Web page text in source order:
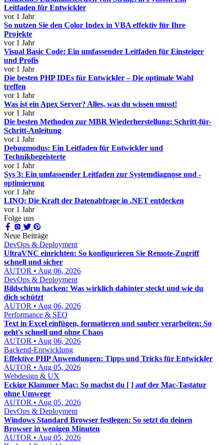
Leitfaden für Entwickler
vor 1 Jahr
So nutzen Sie den Color Index in VBA effektiv für Ihre
Projekte
vor 1 Jahr
Visual Basic Code: Ein umfassender Leitfaden für Einsteiger
und Profis
vor 1 Jahr
Die besten PHP IDEs für Entwickler – Die optimale Wahl
treffen
vor 1 Jahr
Was ist ein Apex Server? Alles, was du wissen musst!
vor 1 Jahr
Die besten Methoden zur MBR Wiederherstellung: Schritt-für-
Schritt-Anleitung
vor 1 Jahr
Debugmodus: Ein Leitfaden für Entwickler und
Technikbegeisterte
vor 1 Jahr
Sys 3: Ein umfassender Leitfaden zur Systemdiagnose und -
optimierung
vor 1 Jahr
LINQ: Die Kraft der Datenabfrage in .NET entdecken
vor 1 Jahr
Folge uns
Neue Beiträge
DevOps & Deployment
UltraVNC einrichten: So konfigurieren Sie Remote-Zugriff
schnell und sicher
AUTOR • Aug 06, 2026
DevOps & Deployment
Bildschirm hacken: Was wirklich dahinter steckt und wie du
dich schützt
AUTOR • Aug 06, 2026
Performance & SEO
Text in Excel einfügen, formatieren und sauber verarbeiten: So
geht's schnell und ohne Chaos
AUTOR • Aug 06, 2026
Backend-Entwicklung
Effektive PHP Anwendungen: Tipps und Tricks für Entwickler
AUTOR • Aug 05, 2026
Webdesign & UX
Eckige Klammer Mac: So machst du [ ] auf der Mac-Tastatur
ohne Umwege
AUTOR • Aug 05, 2026
DevOps & Deployment
Windows Standard Browser festlegen: So setzt du deinen
Browser in wenigen Minuten
AUTOR • Aug 05, 2026